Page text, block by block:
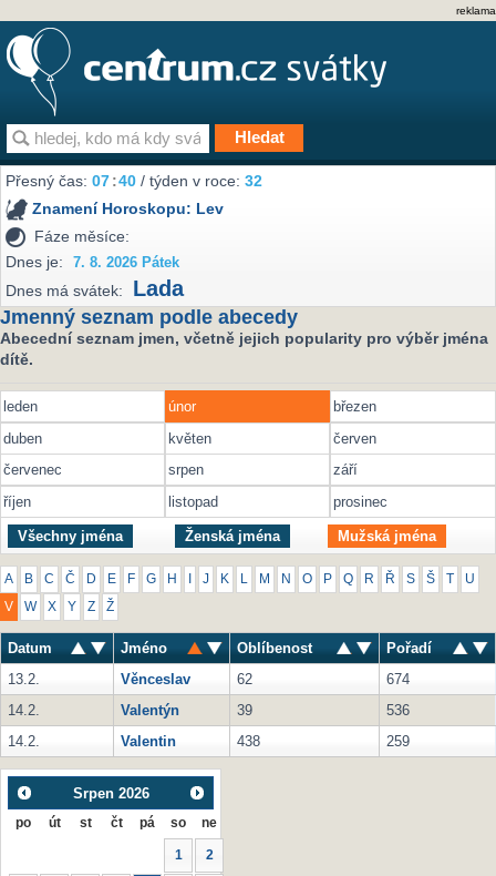
reklama
Přesný čas:07:40 / týden v roce:32
Znamení Horoskopu: Lev
Fáze měsíce:
Dnes je:
7. 8. 2026 Pátek
Dnes má svátek: Lada
Jmenný seznam podle abecedy
Abecední seznam jmen, včetně jejich popularity pro výběr jména
dítě.
leden únor
březen
duben
květen
červen
červenec
srpen
září
říjen
listopad prosinec
Všechny jména Ženská jména Mužská jména
A B C Č D E F G H J K M N O P Q R Ř S Š U
V W X Y Z Ž
Datum Jméno Oblíbenost
Pořadí
13.2.
Věnceslav 62
674
14.2.
Valentýn 39
536
14.2.
Valentin 438 259
Srpen 2026
po út st čt pá so ne
1 2